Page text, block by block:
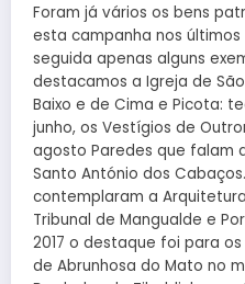
Foram já vários os bens
esta campanha nos
seguida apenas alguns
destacamos a Igreja de
Baixo e de Cima e Picota:
junho, os Vestígios de
agosto Paredes que falam
Santo António dos
contemplaram a
Tribunal de Mangualde e
2017 o destaque foi para
de Abrunhosa do Mato no